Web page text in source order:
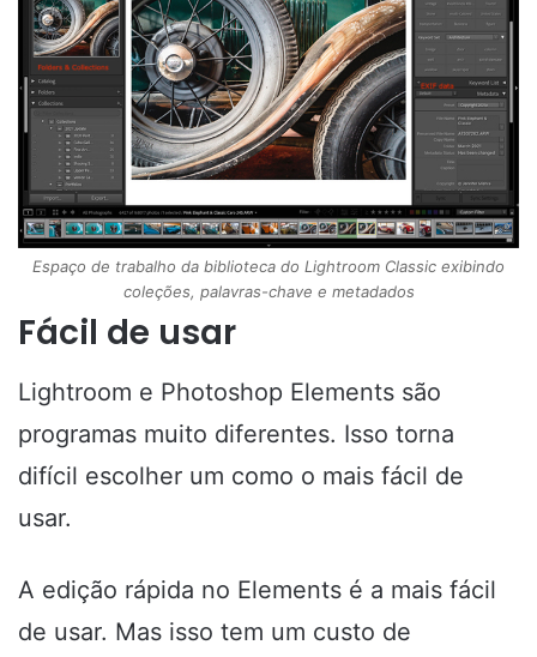
Espaço de trabalho da biblioteca do Lightroom Classic exibindo
coleções, palavras-chave e metadados
Fácil de usar
Lightroom e Photoshop Elements são
programas muito diferentes. Isso torna
difícil escolher um como o mais fácil de
usar.
A edição rápida no Elements é a mais fácil
de usar. Mas isso tem um custo de